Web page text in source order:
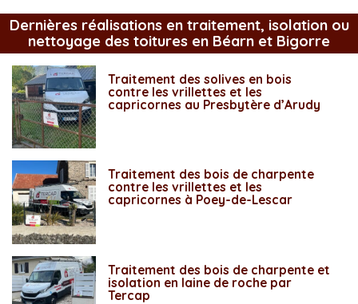
Dernières réalisations en traitement, isolation ou
nettoyage des toitures en Béarn et Bigorre
Traitement des solives en bois
contre les vrillettes et les
capricornes au Presbytère d’Arudy
Traitement des bois de charpente
contre les vrillettes et les
capricornes à Poey-de-Lescar
Traitement des bois de charpente et
isolation en laine de roche par
Tercap